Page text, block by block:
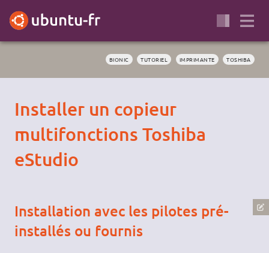
BIONIC TUTORIEL IMPRIMANTE TOSHIBA
Installer un copieur
multifonctions Toshiba
eStudio
Installation avec les pilotes pré-
installés ou fournis